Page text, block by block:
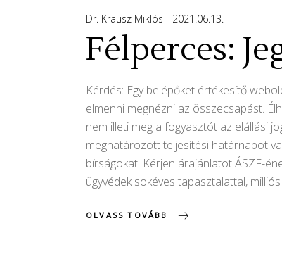
Dr. Krausz Miklós 2021.06.13.
Félperces:
Kérdés: Egy belépőket értékesítő
elmenni megnézni az összecsapást.
nem illeti meg a fogyasztót az elállási
meghatározott teljesítési határnapot
bírságokat! Kérjen árajánlatot ÁSZF-
ügyvédek sokéves tapasztalattal,
OLVASS TOVÁBB